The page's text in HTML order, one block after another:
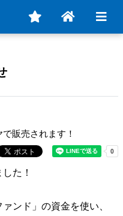
販売されます！
た！
ンド」の資金を使い、